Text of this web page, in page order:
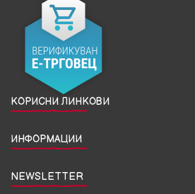
КОРИСНИ ЛИНКОВИ
ИНФОРМАЦИИ
NEWSLETTER